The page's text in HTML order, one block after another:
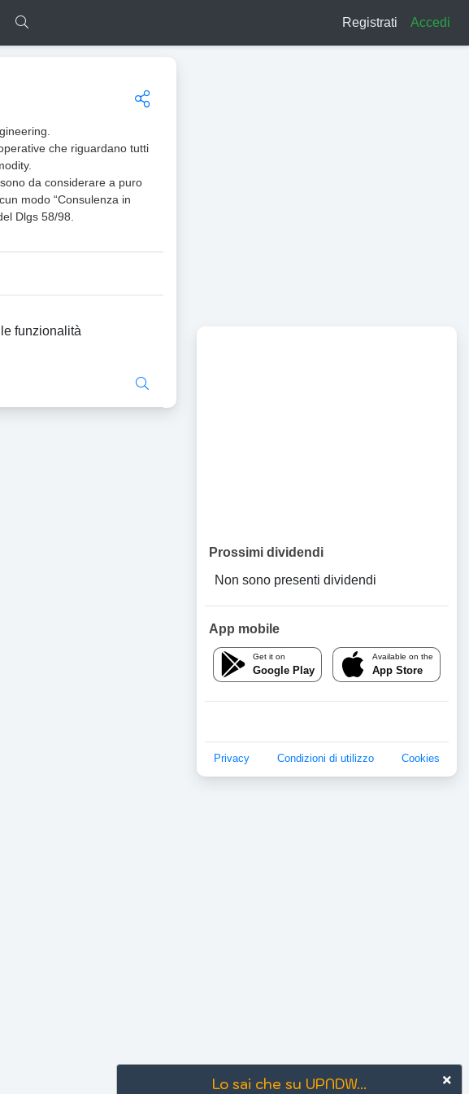
Registrati Accedi
che riguardano tutti
da considerare a puro
modo “Consulenza in
Dlgs 58/98.
funzionalità
Prossimi dividendi
Non sono presenti dividendi
App mobile
Get it on
Google Play
Available on the
App Store
Privacy Condizioni di utilizzo Cookies
Lo sai che su UPNDW...